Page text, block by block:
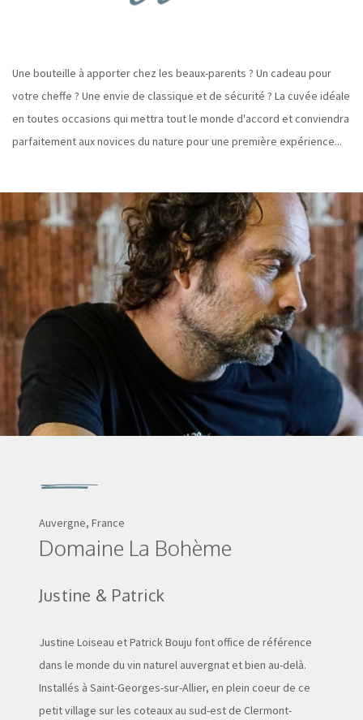
Une bouteille à apporter chez les beaux-parents ? Un cadeau pour
votre cheffe ? Une envie de classique et de sécurité ? La cuvée idéale
en toutes occasions qui mettra tout le monde d'accord et conviendra
parfaitement aux novices du nature pour une première expérience...
Auvergne, France
Domaine La Bohème
Justine & Patrick
Justine Loiseau et Patrick Bouju font office de référence
dans le monde du vin naturel auvergnat et bien au-delà.
Installés à Saint-Georges-sur-Allier, en plein coeur de ce
petit village sur les coteaux au sud-est de Clermont-